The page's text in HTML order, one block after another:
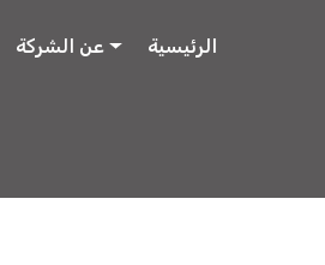
عن الشركة الرئيسية